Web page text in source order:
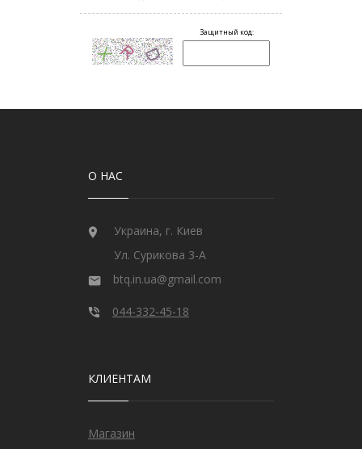
О НАС
Украина, г. Киев
Ул. Сурикова 3-А
btq.in.ua@gmail.com
044-332-45-18
КЛИЕНТАМ
Магазин